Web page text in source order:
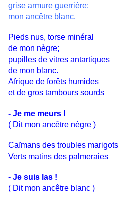
grise armure guerrière:
mon ancêtre blanc.
Pieds nus, torse minéral
de mon nègre;
pupilles de vitres antartiques
de mon blanc.
Afrique de forêts humides
et de gros tambours sourds
- Je me meurs !
( Dit mon ancêtre nègre )
Caïmans des troubles marigots
Verts matins des palmeraies
- Je suis las !
( Dit mon ancêtre blanc )